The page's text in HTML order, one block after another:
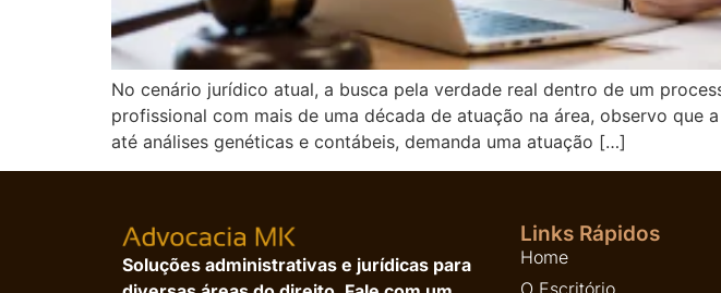
No cenário jurídico atual, a busca pela verdade real dentro de um
profissional com mais de uma década de atuação na área, observo
até análises genéticas e contábeis, demanda uma atuação […]
Soluções administrativas e jurídicas para
Links Rápidos
Home
O Escritório